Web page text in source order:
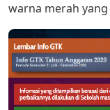
warna merah